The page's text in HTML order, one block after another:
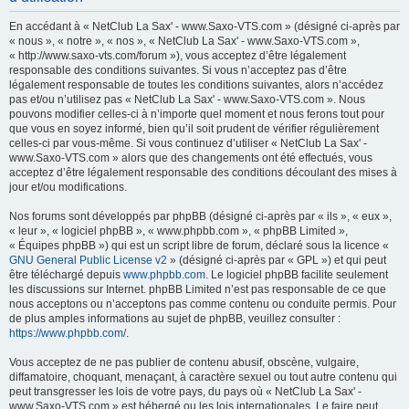
h
En accédant à « NetClub La Sax' - www.Saxo-VTS.com » (désigné ci-après par
« nous », « notre », « nos », « NetClub La Sax' - www.Saxo-VTS.com »,
« http://www.saxo-vts.com/forum »), vous acceptez d’être légalement
responsable des conditions suivantes. Si vous n’acceptez pas d’être
légalement responsable de toutes les conditions suivantes, alors n’accédez
pas et/ou n’utilisez pas « NetClub La Sax' - www.Saxo-VTS.com ». Nous
pouvons modifier celles-ci à n’importe quel moment et nous ferons tout pour
que vous en soyez informé, bien qu’il soit prudent de vérifier régulièrement
celles-ci par vous-même. Si vous continuez d’utiliser « NetClub La Sax' -
www.Saxo-VTS.com » alors que des changements ont été effectués, vous
acceptez d’être légalement responsable des conditions découlant des mises à
jour et/ou modifications.
Nos forums sont développés par phpBB (désigné ci-après par « ils », « eux »,
« leur », « logiciel phpBB », « www.phpbb.com », « phpBB Limited »,
« Équipes phpBB ») qui est un script libre de forum, déclaré sous la licence «
GNU General Public License v2 » (désigné ci-après par « GPL ») et qui peut
être téléchargé depuis www.phpbb.com. Le logiciel phpBB facilite seulement
les discussions sur Internet. phpBB Limited n’est pas responsable de ce que
nous acceptons ou n’acceptons pas comme contenu ou conduite permis. Pour
de plus amples informations au sujet de phpBB, veuillez consulter :
https://www.phpbb.com/.
Vous acceptez de ne pas publier de contenu abusif, obscène, vulgaire,
diffamatoire, choquant, menaçant, à caractère sexuel ou tout autre contenu qui
peut transgresser les lois de votre pays, du pays où « NetClub La Sax' -
www.Saxo-VTS.com » est hébergé ou les lois internationales. Le faire peut